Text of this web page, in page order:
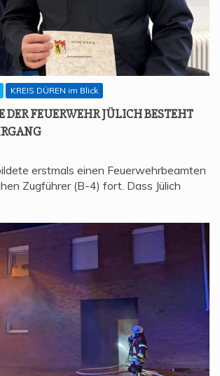
KREIS DÜREN im Blick
DER FEU­ER­WEHR JÜLICH BESTEHT
erstmals einen Feuerwehrbeamten
Zugführer (B-4) fort. Dass Jülich